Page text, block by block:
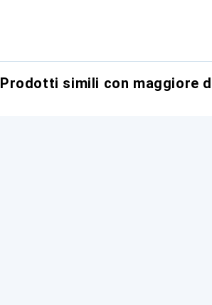
Prodotti simili con maggiore